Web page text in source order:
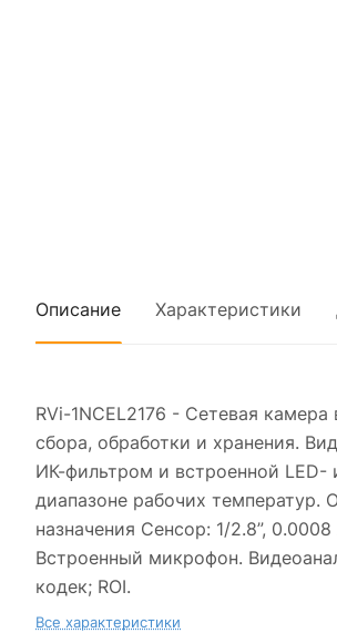
Описание Характеристики
RVi-1NCEL2176 - Сетевая
сбора, обработки и хранения.
ИК-фильтром и встроенной LED-
диапазоне рабочих температур.
назначения Сенсор: 1/2.8”,
Встроенный микрофон.
кодек; ROI.
Все характеристики